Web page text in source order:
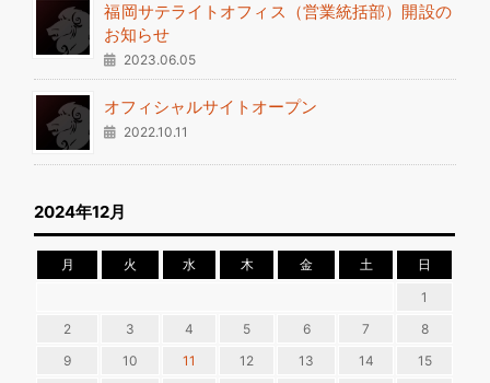
福岡サテライトオフィス（営業統括部）開設の
お知らせ
2023.06.05
オフィシャルサイトオープン
2022.10.11
2024年12月
月 火 水 木 金 土
日
1
2
3 4 5 6 7
8
9
10 11 12 13 14
15